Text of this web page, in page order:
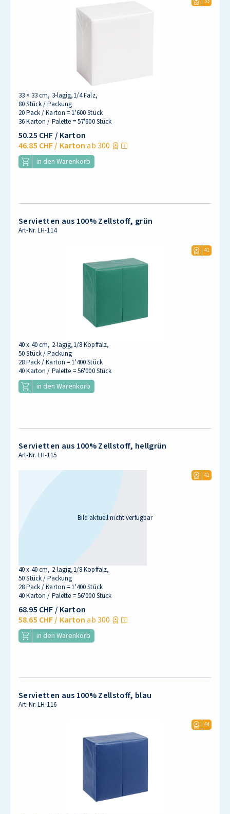
33 × 33 cm, 3-lagig,1/4 Falz,
80 Stück / Packung
20 Pack / Karton = 1'600 Stück
36 Karton / Palette = 57'600 Stück
50.25 CHF/ Karton
46.85 CHF/ Karton ab 300
in den Warenkorb
Servietten aus 100% Zellstoff, grün
Art-Nr.LH-114
41
40 x 40 cm, 2-lagig,1/8 Kopffalz,
50 Stück / Packung
28 Pack / Karton = 1'400 Stück
40 Karton / Palette = 56'000 Stück
in den Warenkorb
Servietten aus 100% Zellstoff, hellgrün
Art-Nr.LH-115
Bild aktuell nicht verfügbar
41
40 x 40 cm, 2-lagig,1/8 Kopffalz,
50 Stück / Packung
28 Pack / Karton = 1'400 Stück
40 Karton / Palette = 56'000 Stück
68.95 CHF/ Karton
58.65 CHF/ Karton ab 300
in den Warenkorb
Servietten aus 100% Zellstoff, blau
Art-Nr.LH-116
44